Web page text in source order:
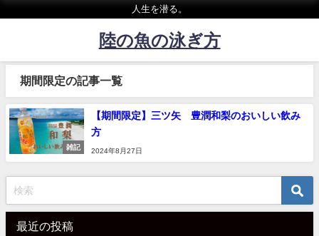
人生を潜る。
陸の魚の泳ぎ方
期間限定の記事一覧
雑記
【期間限定】三ツ矢 豊潤和梨のおいしい飲み
方
2024年8月27日
最近の投稿